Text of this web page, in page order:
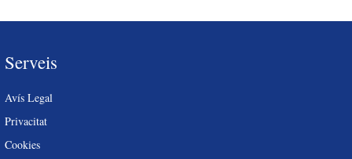
Serveis
Avís Legal
Privacitat
Cookies